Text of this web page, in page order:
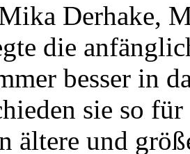
Derhake,
die
besser in
sie so
ältere und